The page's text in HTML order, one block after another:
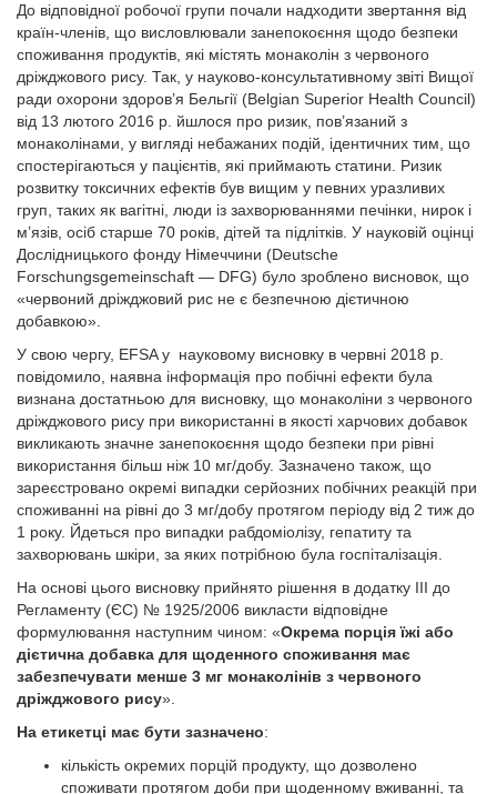
До відповідної робочої групи почали надходити звертання від
країн-членів, що висловлювали занепокоєння щодо безпеки
споживання продуктів, які містять монаколін з червоного
дріжджового рису. Так, у науково-консультативному звіті Вищої
ради охорони здоров’я Бельгії (Belgian Superior Health Council)
від 13 лютого 2016 р. йшлося про ризик, пов’язаний з
монаколінами, у вигляді небажаних подій, ідентичних тим, що
спостерігаються у пацієнтів, які приймають статини. Ризик
розвитку токсичних ефектів був вищим у певних уразливих
груп, таких як вагітні, люди із захворюваннями печінки, нирок і
м’язів, осіб старше 70 років, дітей та підлітків. У науковій оцінці
Дослідницького фонду Німеччини (Deutsche
Forschungsgemeinschaft — DFG) було зроблено висновок, що
«червоний дріжджовий рис не є безпечною дієтичною
добавкою».
У свою чергу, EFSA у науковому висновку в червні 2018 р.
повідомило, наявна інформація про побічні ефекти була
визнана достатньою для висновку, що монаколіни з червоного
дріжджового рису при використанні в якості харчових добавок
викликають значне занепокоєння щодо безпеки при рівні
використання більш ніж 10 мг/добу. Зазначено також, що
зареєстровано окремі випадки серйозних побічних реакцій при
споживанні на рівні до 3 мг/добу протягом періоду від 2 тиж до
1 року. Йдеться про випадки рабдоміолізу, гепатиту та
захворювань шкіри, за яких потрібною була госпіталізація.
На основі цього висновку прийнято рішення в додатку III до
Регламенту (ЄС) № 1925/2006 викласти відповідне
формулювання наступним чином: «Окрема порція їжі або
дієтична добавка для щоденного споживання має
забезпечувати менше 3 мг монаколінів з червоного
дріжджового рису».
На етикетці має бути зазначено:
кількість окремих порцій продукту, що дозволено
споживати протягом доби при щоденному вживанні, та